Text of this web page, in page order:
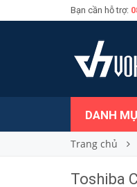
Bạn cần hỗ trợ:
DANH
Trang chủ
Toshiba